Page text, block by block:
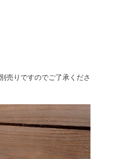
売りですのでご了承くださ